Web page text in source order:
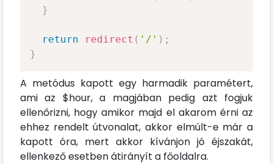
}
return redirect ( '/' ) ;
}
A metódus kapott egy harmadik paramétert,
ami az $hour, a magjában pedig azt fogjuk
ellenőrizni, hogy amikor majd el akarom érni az
ehhez rendelt útvonalat, akkor elmúlt-e már a
kapott óra, mert akkor kívánjon jó éjszakát,
ellenkező esetben átirányít a főoldalra.